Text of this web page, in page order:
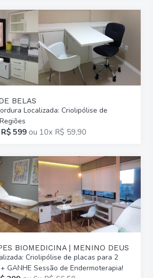
BELAS
Localizada: Criolipólise de
R$ 599 ou 10x R$ 59,90
BIOMEDICINA | MENINO DEUS
Criolipólise de placas para 2
GANHE Sessão de Endermoterapia!